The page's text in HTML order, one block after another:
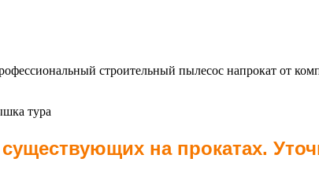
строительный пылесос напрокат от
тура
на прокатах.